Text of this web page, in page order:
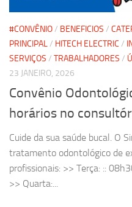
#CONVÊNIO/ BENEFICIOS /
PRINCIPAL/ HITECH ELECTRIC /
SERVIÇOS / TRABALHADORES /
23 JANEIRO, 2026
Convênio
horários no
Cuide da sua saúde bucal. O
tratamento odontológico de
profissionais: >> Terça: ::
>> Quarta:...